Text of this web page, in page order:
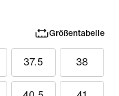
Größentabelle
37.5 38